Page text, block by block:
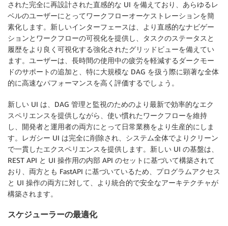
された完全に再設計された直感的な UI を備えており、あらゆるレ
ベルのユーザーにとってワークフローオーケストレーションを簡
素化します。新しいインターフェースは、より直感的なナビゲー
ションとワークフローの可視化を提供し、タスクのステータスと
履歴をより良く可視化する強化されたグリッドビューを備えてい
ます。ユーザーは、長時間の使用中の疲労を軽減するダークモー
ドのサポートの追加と、特に大規模な DAG を扱う際に顕著な全体
的に高速なパフォーマンスを高く評価するでしょう。
新しい UI は、DAG 管理と監視のためのより最新で効率的なエク
スペリエンスを提供しながら、使い慣れたワークフローを維持
し、開発者と運用者の両方にとって日常業務をより生産的にしま
す。レガシー UI は完全に削除され、システム全体でよりクリーン
で一貫したエクスペリエンスを提供します。新しい UI の基盤は、
REST API と UI 操作用の内部 API のセットに基づいて構築されて
おり、両方とも FastAPI に基づいているため、プログラムアクセス
と UI 操作の両方に対して、より統合的で安全なアーキテクチャが
構築されます。
スケジューラーの最適化